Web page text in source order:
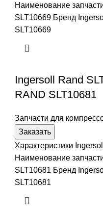
Наименование
SLT10669 Бренд
SLT10669
Ingersoll Rand
RAND SLT10681
Запчасти для
Заказать
Характеристики
Наименование
SLT10681 Бренд
SLT10681